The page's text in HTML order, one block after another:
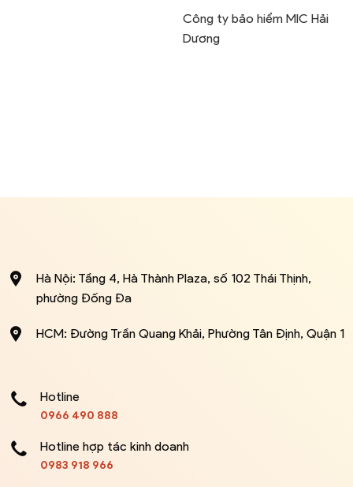
Công ty bảo hiểm MIC Hải
Dương
Hà Nội: Tầng 4, Hà Thành Plaza, số 102 Thái Thịnh,
phường Đống Đa
HCM: Đường Trần Quang Khải, Phường Tân Định, Quận 1
Hotline
0966 490 888
Hotline hợp tác kinh doanh
0983 918 966